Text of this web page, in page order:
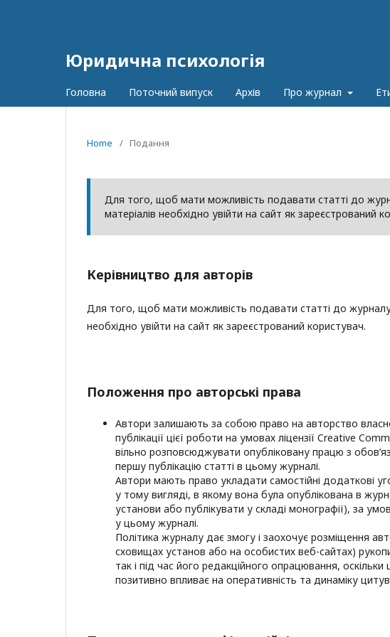
Юридична психологія
Головна Поточний випуск Архів Про журнал
Home / Подання
Для того, щоб мати можливість подавати статті до
матеріалів необхідно увійти на сайт як зареєстрований
Керівництво для авторів
Для того, щоб мати можливість подавати статті до журналу
необхідно увійти на сайт як зареєстрований користувач.
Положення про авторські права
Автори залишають за собою право на авторство
публікації цієї роботи на умовах ліцензії Creative
вільно розповсюджувати опубліковану працю з
першу публікацію статті в цьому журналі.
Автори мають право укладати самостійні додаткові
у тому вигляді, в якому вона була опублікована в
установи або публікувати у складі монографії), за
у цьому журналі.
Політика журналу дає змогу і заохочує розміщення
сховищах установ або на особистих веб-сайтах)
так і під час його редакційного опрацювання, оскільки
позитивно впливає на оперативність та динаміку